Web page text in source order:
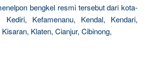
bengkel resmi tersebut dari kota-
Kefamenanu, Kendal, Kendari,
Klaten, Cianjur, Cibinong,